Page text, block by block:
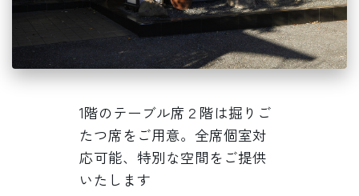
1階のテーブル席２階は掘りご
たつ席をご用意。全席個室対
応可能、特別な空間をご提供
いたします